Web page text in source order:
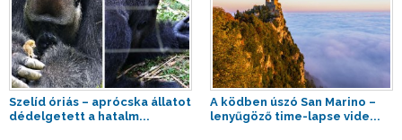
Szelíd óriás – aprócska állatot
dédelgetett a hatalm...
A ködben úszó San Marino –
lenyűgöző time-lapse vide...